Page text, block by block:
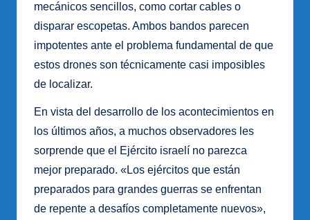
mecánicos sencillos, como cortar cables o
disparar escopetas. Ambos bandos parecen
impotentes ante el problema fundamental de que
estos drones son técnicamente casi imposibles
de localizar.
En vista del desarrollo de los acontecimientos en
los últimos años, a muchos observadores les
sorprende que el Ejército israelí no parezca
mejor preparado. «Los ejércitos que están
preparados para grandes guerras se enfrentan
de repente a desafíos completamente nuevos»,